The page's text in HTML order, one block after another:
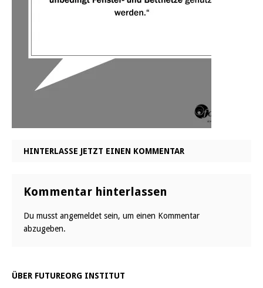
HINTERLASSE JETZT EINEN KOMMENTAR
Kommentar hinterlassen
Du musst angemeldet sein, um einen Kommentar
abzugeben.
ÜBER FUTUREORG INSTITUT